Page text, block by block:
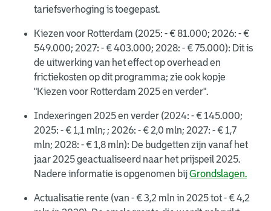
tariefsverhoging is toegepast.
Kiezen voor Rotterdam (2025: - € 81.000; 2026: - €
549.000; 2027: - € 403.000; 2028: - € 75.000): Dit is
de uitwerking van het effect op overhead en
frictiekosten op dit programma; zie ook kopje
"Kiezen voor Rotterdam 2025 en verder".
Indexeringen 2025 en verder (2024: - € 145.000;
2025: - € 1,1 mln; ; 2026: - € 2,0 mln; 2027: - € 1,7
mln; 2028: - € 1,8 mln): De budgetten zijn vanaf het
jaar 2025 geactualiseerd naar het prijspeil 2025.
Nadere informatie is opgenomen bijGrondslagen.
Actualisatie rente (van - € 3,2 mln in 2025 tot - € 4,2